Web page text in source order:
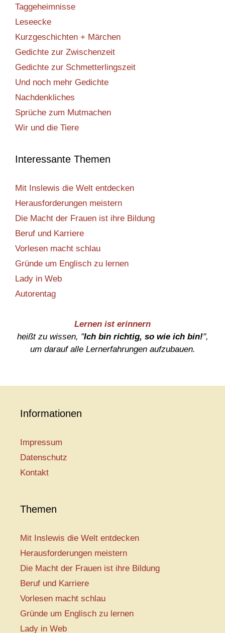
Taggeheimnisse
Leseecke
Kurzgeschichten + Märchen
Gedichte zur Zwischenzeit
Gedichte zur Schmetterlingszeit
Und noch mehr Gedichte
Nachdenkliches
Sprüche zum Mutmachen
Wir und die Tiere
Interessante Themen
Mit Inslewis die Welt entdecken
Herausforderungen meistern
Die Macht der Frauen ist ihre Bildung
Beruf und Karriere
Vorlesen macht schlau
Gründe um Englisch zu lernen
Lady in Web
Autorentag
Lernen ist erinnern
heißt zu wissen, "Ich bin richtig, so wie ich bin!",
um darauf alle Lernerfahrungen aufzubauen.
Informationen
Impressum
Datenschutz
Kontakt
Themen
Mit Inslewis die Welt entdecken
Herausforderungen meistern
Die Macht der Frauen ist ihre Bildung
Beruf und Karriere
Vorlesen macht schlau
Gründe um Englisch zu lernen
Lady in Web